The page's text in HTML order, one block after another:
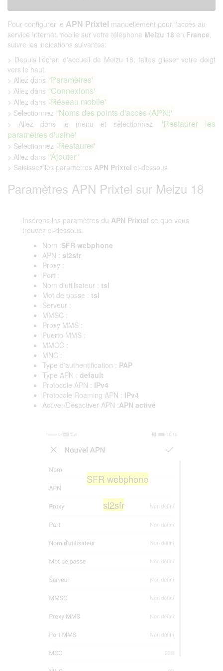
Pour configurer le APN Prixtel manuellement pour l'accès au
service Internet mobile sur votre téléphone Meizu 18 en France,
suivre les indications suivantes:
> Depuis l'écran d'accueil de Meizu 18, faites glisser votre doigt
vers le haut.
> Allez dans 'Paramètres'
> Allez dans 'Connexions'
> Allez dans 'Réseau mobile'
> Sélectionnez 'Noms des points d'accès (APN)'
> Allez dans le menu et sélectionnez
'Restaurer les
paramètres d'usine'
> Sélectionnez 'Restaurer'
> Allez dans 'Ajouter'
> Saisissez les paramètres APN Prixtel ci-dessous
Paramètres APN Prixtel sur Meizu 18
Insérons les paramètres du APN Prixtel ce que vous
trouvez ci-dessous.
Nom :SFR webphone
APN : sl2sfr
Proxy :
Port :
Nom d'utilisateur : tsl
Mot de passe : tsl
Serveur :
MMSC :
Proxy MMS :
Puerto MMS :
MMCC :
MNC :
Type d'authentification : PAP
Type APN : default
Protocole APN : IPv4
Protocole Roaming APN : IPv4
Activer/Désactiver APN :APN activé
sl2sfr
SFR webphone